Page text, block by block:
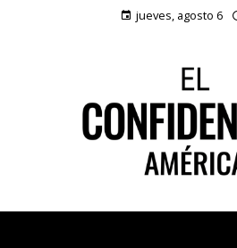
jueves, agosto 6